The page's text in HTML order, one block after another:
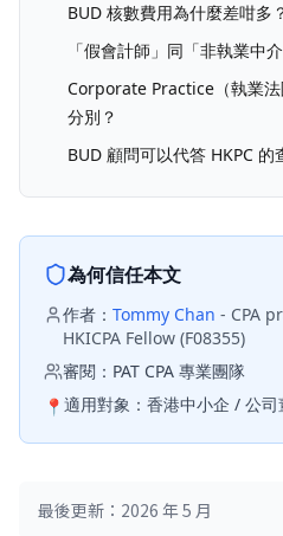
BUD 核數費用為什麼差咁多
「假會計師」同「非執業中
Corporate Practice（執業
分別？
BUD 顧問可以代答 HKPC 的
為何信任本文
作者： Tommy Chan - CPA
HKICPA Fellow (F08355)
審閱： PAT CPA 專業團隊
📍 適用對象： 香港中小企 / 公
最後更新：2026 年 5 月